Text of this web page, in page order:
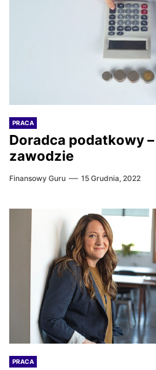
PRACA
Doradca podatkowy
zawodzie
Finansowy Guru 15 Grudnia, 2022
PRACA